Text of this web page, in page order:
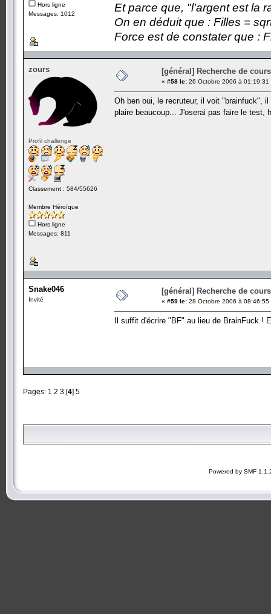
Hors ligne
Messages: 1012
Et parce que, "l'argent est la
On en déduit que : Filles =
Force est de constater que :
zours
Profil challenge
Classement : 584/55626
Membre Héroïque
Hors ligne
Messages: 811
[général] Recherche de
« #58 le: 26 Octobre 2006 à 01:19:31
Oh ben oui, le recruteur, il voit "brainfuck",
plaire beaucoup... J'oserai pas faire le test,
Snake046
Invité
[général] Recherche de
« #59 le: 28 Octobre 2006 à 08:46:55
Il suffit d'écrire "BF" au lieu de BrainFuck !
Pages: 1 2 3 [4] 5
Powered by SMF